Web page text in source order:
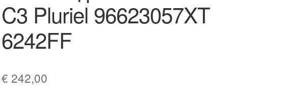
C3 Pluriel 96623057XT
6242FF
€ 242,00